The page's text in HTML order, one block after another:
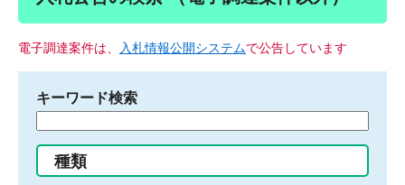
電子調達案件は、 入札情報公開システムで公告しています
キーワード検索
る
種類